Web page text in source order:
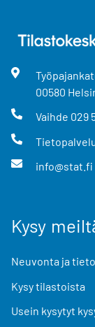
00580
Vaihde 029
info@stat.fi
Kysy
Neuvonta ja
Kysy tilastoista
Usein kysytyt